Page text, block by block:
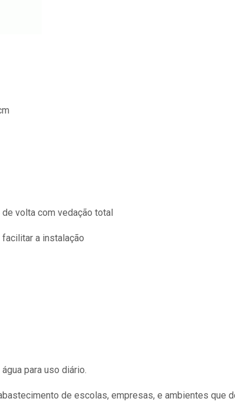
volta com vedação total
a instalação
para uso diário.
de escolas, empresas, e ambientes que